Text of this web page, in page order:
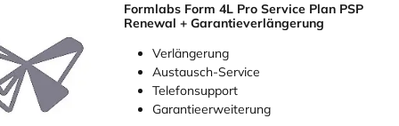
Formlabs Form 4L Pro Service Plan PSP
Renewal + Garantieverlängerung
Verlängerung
Austausch-Service
Telefonsupport
Garantieerweiterung